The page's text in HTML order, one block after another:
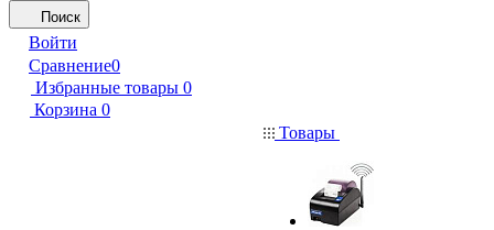
Поиск
Войти
Сравнение0
Избранные товары 0
Корзина 0
Товары